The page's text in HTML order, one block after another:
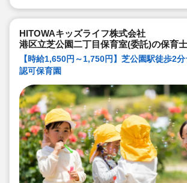
HITOWAキッズライフ株式会社
港区立芝公園二丁目保育室(委託)の保育
【時給1,650円～1,750円】芝公園駅徒歩2
認可保育園